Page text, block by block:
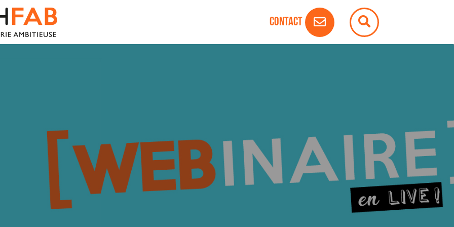
Contact